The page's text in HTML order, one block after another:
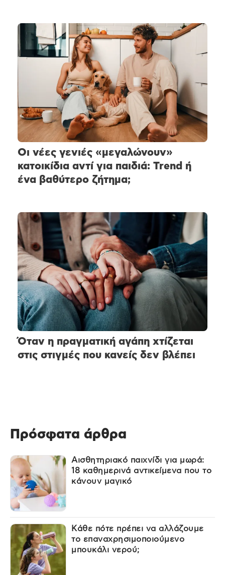
Οι νέες γενιές «μεγαλώνουν»
κατοικίδια αντί για παιδιά: Trend ή
ένα βαθύτερο ζήτημα;
Όταν η πραγματική αγάπη χτίζεται
στις στιγμές που κανείς δεν βλέπει
Πρόσφατα άρθρα
Αισθητηριακό παιχνίδι για μωρά:
18 καθημερινά αντικείμενα που το
κάνουν μαγικό
Κάθε πότε πρέπει να αλλάζουμε
το επαναχρησιμοποιούμενο
μπουκάλι νερού;